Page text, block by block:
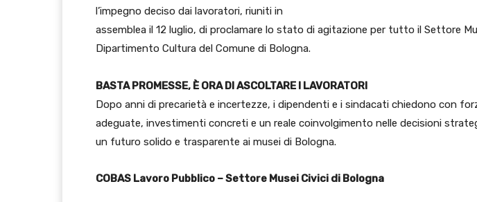
l’impegno deciso dai lavoratori, riuniti in
assemblea il 12 luglio, di proclamare lo stato di agitazione per tutto il Settore
Dipartimento Cultura del Comune di Bologna.
BASTA PROMESSE, È ORA DI ASCOLTARE I LAVORATORI
Dopo anni di precarietà e incertezze, i dipendenti e i sindacati chiedono con
adeguate, investimenti concreti e un reale coinvolgimento nelle decisioni
un futuro solido e trasparente ai musei di Bologna.
COBAS Lavoro Pubblico – Settore Musei Civici di Bologna